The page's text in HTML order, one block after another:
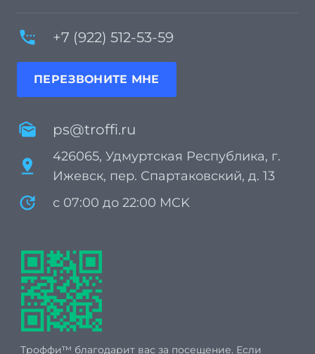
settings_phone +7 (922) 512-53-59
ПЕРЕЗВОНИТЕ МНЕ
mark_as_unread ps@troffi.ru
pin_drop
426065, Удмуртская Республика, г.
Ижевск, пер. Спартаковский, д. 13
update с 07:00 до 22:00 MCK
Троффи™ благодарит вас за посещение. Если